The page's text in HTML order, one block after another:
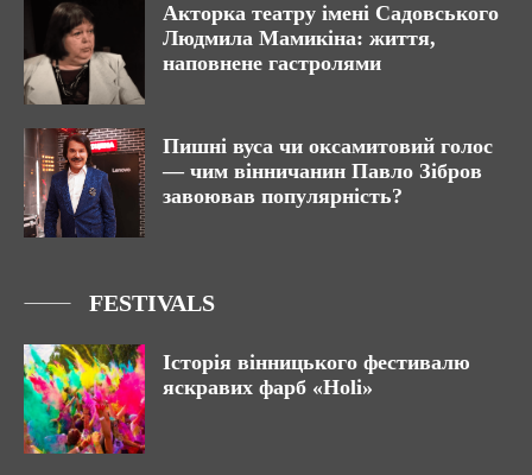
Акторка театру імені Садовського
Людмила Мамикіна: життя,
наповнене гастролями
Пишні вуса чи оксамитовий голос
— чим вінничанин Павло Зібров
завоював популярність?
FESTIVALS
Історія вінницького фестивалю
яскравих фарб «Holi»